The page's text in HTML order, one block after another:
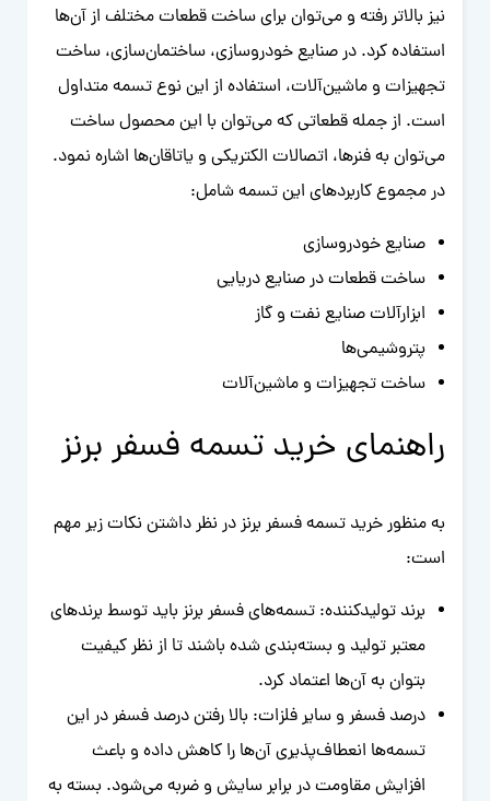
نیز بالاتر رفته و می‌توان برای ساخت قطعات مختلف از آن‌ها
استفاده کرد. در صنایع خودروسازی، ساختمان‌سازی، ساخت
تجهیزات و ماشین‌آلات، استفاده از این نوع تسمه متداول
است. از جمله قطعاتی که می‌توان با این محصول ساخت
می‌توان به فنرها، اتصالات الکتریکی و یاتاقان‌ها اشاره نمود.
در مجموع کاربردهای این تسمه شامل:
صنایع خودروسازی
ساخت قطعات در صنایع دریایی
ابزارآلات صنایع نفت و گاز
پتروشیمی‌ها
ساخت تجهیزات و ماشین‌آلات
راهنمای خرید تسمه فسفر برنز
به منظور خرید تسمه فسفر برنز در نظر داشتن نکات زیر مهم
است:
برند تولیدکننده: تسمه‌های فسفر برنز باید توسط برندهای
معتبر تولید و بسته‌بندی شده باشند تا از نظر کیفیت
بتوان به آن‌ها اعتماد کرد.
درصد فسفر و سایر فلزات: بالا رفتن درصد فسفر در این
تسمه‌ها انعطاف‌پذیری آن‌ها را کاهش داده و باعث
افزایش مقاومت در برابر سایش و ضربه می‌شود. بسته به